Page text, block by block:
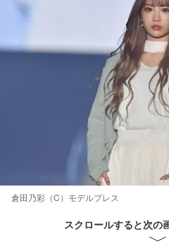
倉田乃彩（C）モデルプレス
スクロールすると次の